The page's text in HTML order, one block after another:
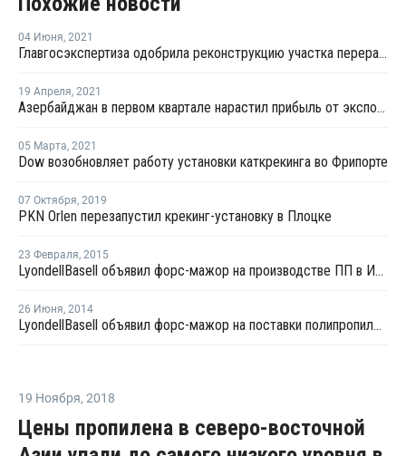
04 Июня, 2021
Главгосэкспертиза одобрила реконструкцию участка переработки углеводородного сырья для полимеров на ЗапСибНефтехиме
19 Апреля, 2021
Азербайджан в первом квартале нарастил прибыль от экспорта ПП более чем на четверть
05 Марта, 2021
Dow возобновляет работу установки каткрекинга во Фрипорте
07 Октября, 2019
PKN Orlen перезапустил крекинг-установку в Плоцке
23 Февраля, 2015
LyondellBasell объявил форс-мажор на производстве ПП в Италии
26 Июня, 2014
LyondellBasell объявил форс-мажор на поставки полипропилена из Польши
19 Ноября, 2018
Цены пропилена в северо-восточной